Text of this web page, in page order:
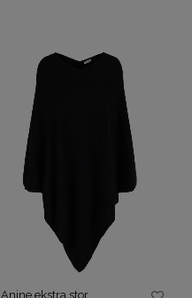
Anine ekstra stor